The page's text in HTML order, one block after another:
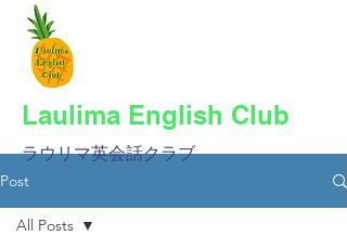
Laulima English Club
ラウリマ英会話クラブ​
Post
All Posts